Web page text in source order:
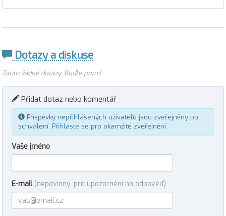
Dotazy a diskuse
Zatím žádné dotazy. Buďte první!
Přidat dotaz nebo komentář
Příspěvky nepřihlášených uživatelů jsou zveřejněny po
schválení. Přihlaste se pro okamžité zveřejnění.
Vaše jméno
E-mail (nepovinný, pro upozornění na odpověď)